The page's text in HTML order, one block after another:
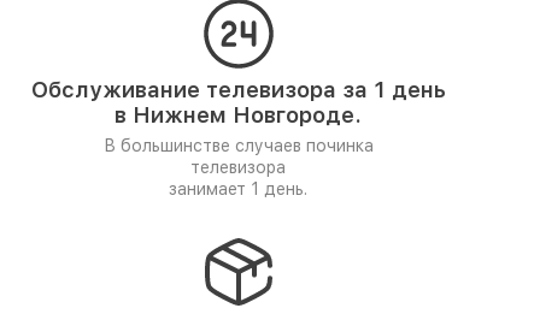
Обслуживание телевизора за 1 день
в Нижнем Новгороде.
В большинстве случаев починка
телевизора
занимает 1 день.